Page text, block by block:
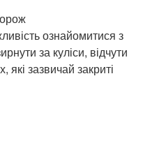
ознайомитися з
за куліси, відчути
які зазвичай закриті